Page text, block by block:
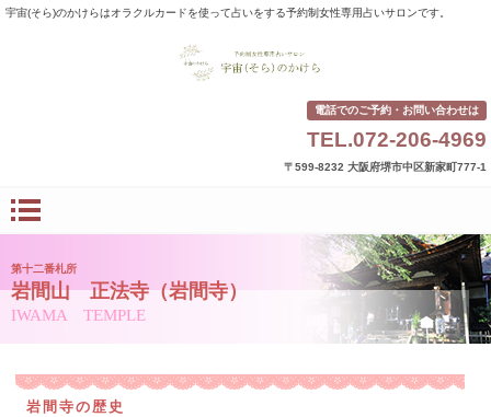
宇宙(そら)のかけらはオラクルカードを使って占いをする予約制女性専用占いサロンです。
電話でのご予約・お問い合わせは
TEL.072-206-4969
〒599-8232 大阪府堺市中区新家町777-1
第十二番札所
岩間山 正法寺（岩間寺）
IWAMA TEMPLE
岩間寺の歴史